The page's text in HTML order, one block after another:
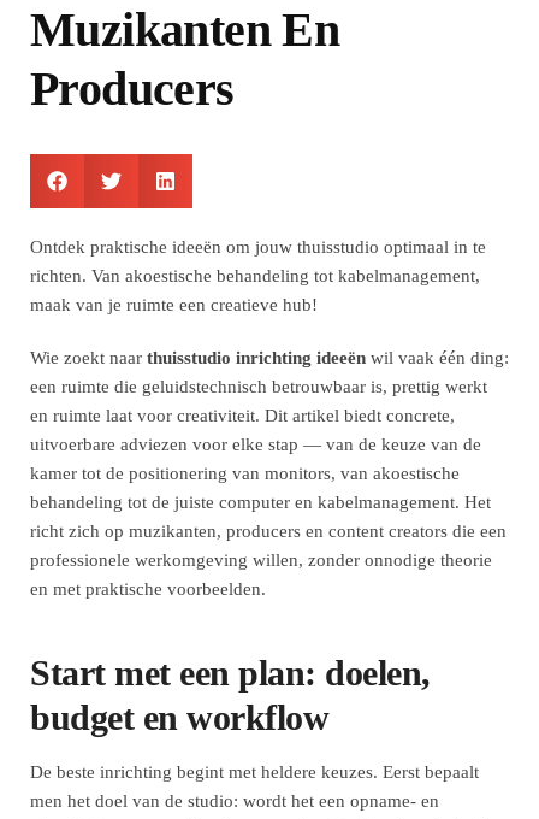
Muzikanten En
Producers
Ontdek praktische ideeën om jouw thuisstudio optimaal in te
richten. Van akoestische behandeling tot kabelmanagement,
maak van je ruimte een creatieve hub!
Wie zoekt naar thuisstudio inrichting ideeën wil vaak één ding:
een ruimte die geluidstechnisch betrouwbaar is, prettig werkt
en ruimte laat voor creativiteit. Dit artikel biedt concrete,
uitvoerbare adviezen voor elke stap — van de keuze van de
kamer tot de positionering van monitors, van akoestische
behandeling tot de juiste computer en kabelmanagement. Het
richt zich op muzikanten, producers en content creators die een
professionele werkomgeving willen, zonder onnodige theorie
en met praktische voorbeelden.
Start met een plan: doelen,
budget en workflow
De beste inrichting begint met heldere keuzes. Eerst bepaalt
men het doel van de studio: wordt het een opname- en